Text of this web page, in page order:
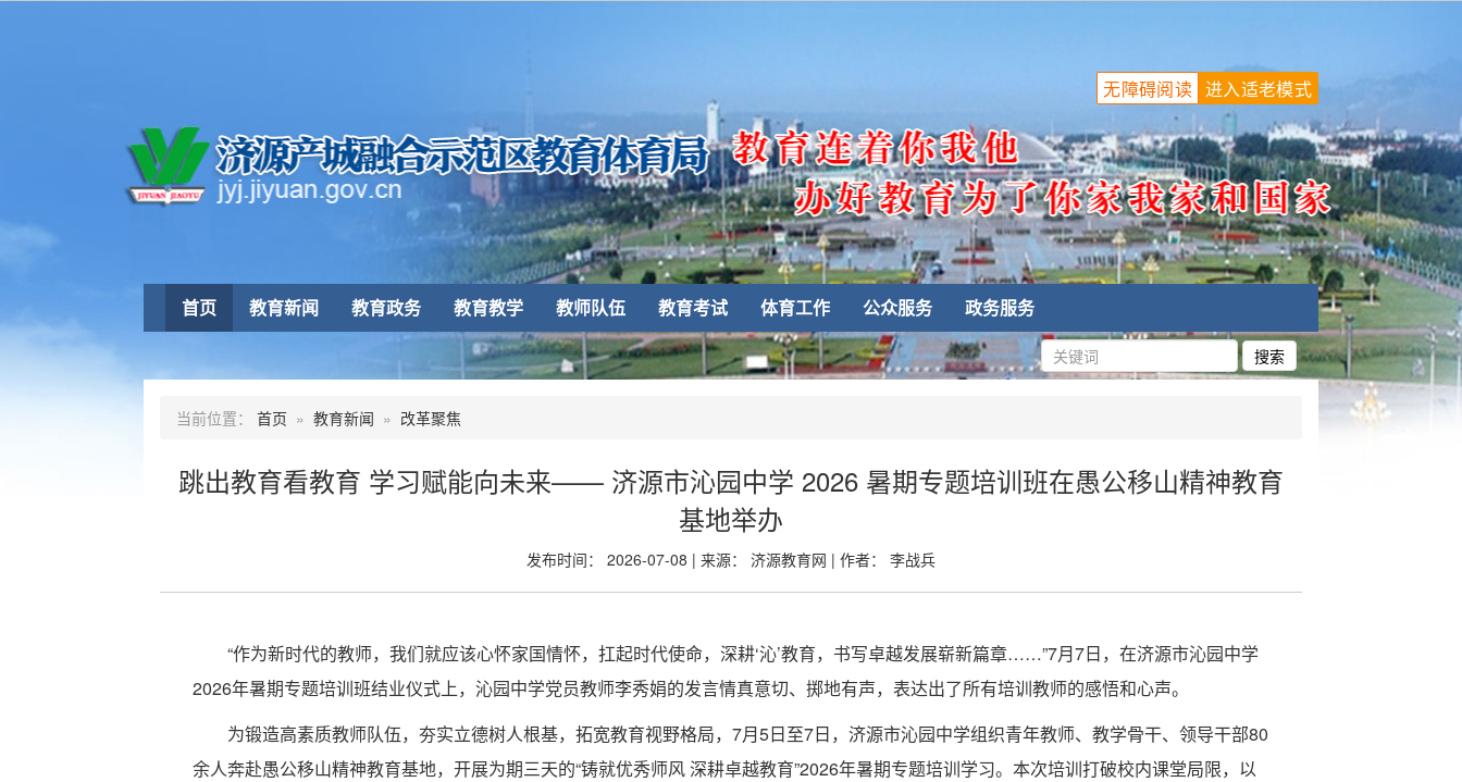
首页 教育新闻 教育政务 教育教学 教师队伍 教育考试 体育工作 公众服务 政务服务
进入适老模式
无障碍阅读
当前位置： 首页 » 教育新闻 » 改革聚焦
跳出教育看教育 学习赋能向未来—— 济源市沁园中学 2026 暑期专题培训班在愚公移山精神教育
基地举办
发布时间： 2026-07-08 | 来源： 济源教育网 | 作者： 李战兵
“作为新时代的教师，我们就应该心怀家国情怀，扛起时代使命，深耕‘沁’教育，书写卓越发展崭新篇章……”7月7日，在济源市沁园中学
2026年暑期专题培训班结业仪式上，沁园中学党员教师李秀娟的发言情真意切、掷地有声，表达出了所有培训教师的感悟和心声。
为锻造高素质教师队伍，夯实立德树人根基，拓宽教育视野格局，7月5日至7日，济源市沁园中学组织青年教师、教学骨干、领导干部80
余人奔赴愚公移山精神教育基地，开展为期三天的“铸就优秀师风 深耕卓越教育”2026年暑期专题培训学习。本次培训打破校内课堂局限，以